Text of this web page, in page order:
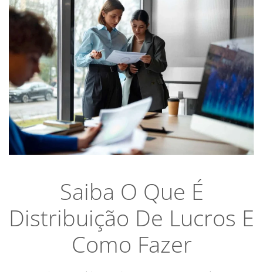
Saiba O Que É
Distribuição De Lucros E
Como Fazer